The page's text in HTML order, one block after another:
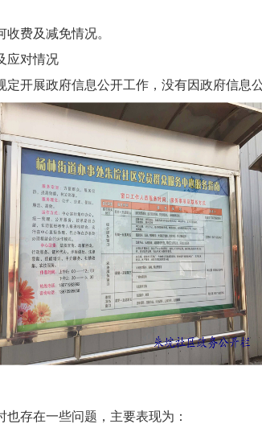
费及减免情况。
应对情况
展政府信息公开工作，没有因政府信息
存在一些问题，主要表现为：